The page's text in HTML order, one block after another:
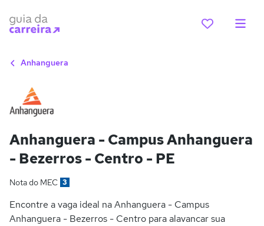
Anhanguera
Anhanguera - Campus Anhanguera
- Bezerros - Centro - PE
Nota do MEC 3
Encontre a vaga ideal na Anhanguera - Campus
Anhanguera - Bezerros - Centro para alavancar sua